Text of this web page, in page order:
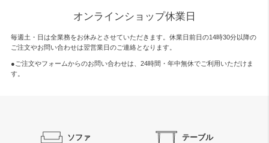
オンラインショップ休業日
毎週土・日は全業務をお休みとさせていただきます。休業日前日の14時30分以降の
ご注文やお問い合わせは翌営業日のご連絡となります。
●ご注文やフォームからのお問い合わせは、 24時間・年中無休でご利用いただけま
す。
ソファ テーブル